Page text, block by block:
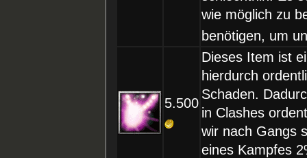
wie möglich zu
benötigen, um
5.500
Dieses Item ist
hierdurch
Schaden.
in Clashes
wir nach Gangs
eines Kampfes